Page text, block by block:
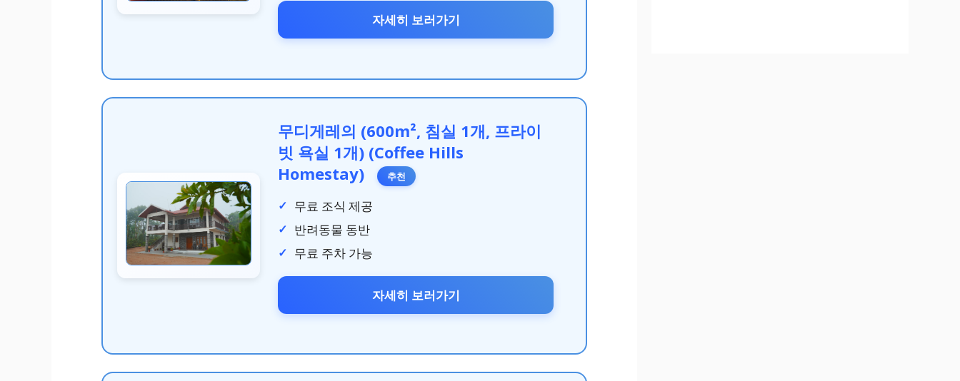
자세히 보러가기
무디게레의 (600m², 침실 1개, 프라이
빗 욕실 1개) (Coffee Hills
Homestay)
추천
무료 조식 제공
반려동물 동반
무료 주차 가능
자세히 보러가기